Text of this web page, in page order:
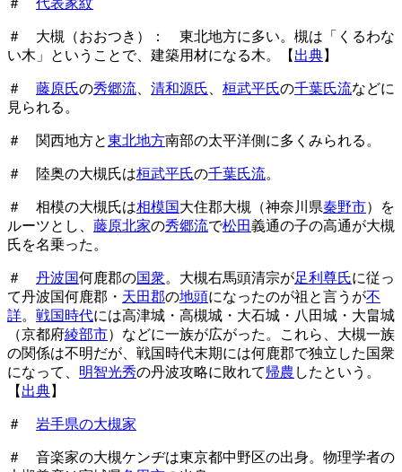
＃ 代表家紋
＃ 大槻（おおつき）： 東北地方に多い。槻は「くるわな
い木」ということで、建築用材になる木。【 出典】
＃ 藤原氏の秀郷流 清和源氏 桓武平氏の千葉氏流などに
見られる。
＃ 関西地方と東北地方南部の太平洋側に多くみられる。
＃ 陸奥の大槻氏は桓武平氏の千葉氏流。
＃ 相模の大槻氏は相模国大住郡大槻（神奈川県秦野市）を
ルーツとし、 藤原北家の秀郷流で松田義通の子の高通が大槻
氏を名乗った。
＃ 丹波国何鹿郡の国衆。大槻右馬頭清宗が足利尊氏に従っ
て丹波国何鹿郡・ 天田郡の地頭になったのが祖と言うが不
詳。 戦国時代には高津城・高槻城・大石城・八田城・大畠城
（京都府綾部市）などに一族が広がった。これら、大槻一族
の関係は不明だが、戦国時代末期には何鹿郡で独立した国衆
になって、 明智光秀の丹波攻略に敗れて帰農 したという。
【 出典】
＃ 岩手県の大槻家
＃ 音楽家の大槻ケンヂは東京都中野区の出身。物理学者の